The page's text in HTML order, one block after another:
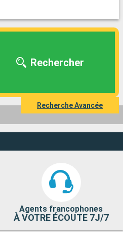
Rechercher
Recherche Avancée
Agents francophones
À VOTRE ÉCOUTE 7J/7